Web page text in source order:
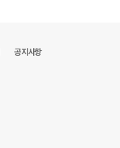
공지사항